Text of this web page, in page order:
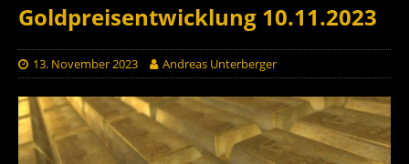
Goldpreisentwicklung 10.11.2023
13. November 2023 Andreas Unterberger